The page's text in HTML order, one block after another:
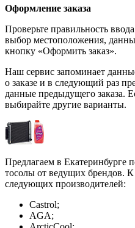
Оформление заказа
Проверьте правильность
выбор местоположения,
кнопку «Оформить заказ».
Наш сервис запоминает
о заказе и в следующий раз
данные предыдущего заказа.
выбирайте другие варианты.
Предлагаем в Екатеринбурге
тосолы от ведущих брендов.
следующих производителей:
Castrol;
AGA;